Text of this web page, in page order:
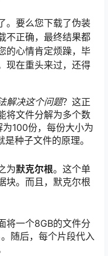
。要么您下载了伪装
不正确，最终结果都
的心情肯定烦躁，毕
现在重头来过，还得
解决这个问题？这正
将文件分解为多个数
100份，每份大小为
种子文件的原理。
为默克尔根。这个单
块。而且，默克尔根
将一个8GB的文件分
随后，每个片段代入